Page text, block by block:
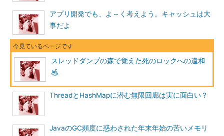
アプリ開発でも、よ～く考えよう。キャッシュは大
事だよ
スレッドダンプの森で覚えた死のロックへの違和
感
ThreadとHashMapに潜む無限回廊は実に面白い？
JavaのGC頻度に惑わされた年末年始の苦いメモリ